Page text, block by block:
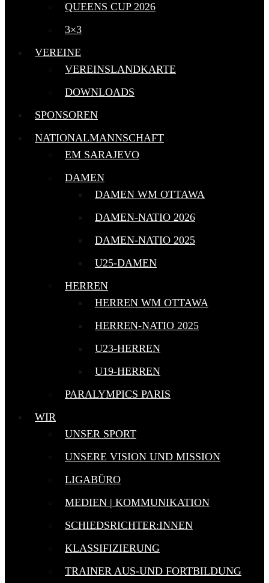
QUEENS CUP 2026
3×3
VEREINE
VEREINSLANDKARTE
DOWNLOADS
SPONSOREN
NATIONALMANNSCHAFT
EM SARAJEVO
DAMEN
DAMEN WM OTTAWA
DAMEN-NATIO 2026
DAMEN-NATIO 2025
U25-DAMEN
HERREN
HERREN WM OTTAWA
HERREN-NATIO 2025
U23-HERREN
U19-HERREN
PARALYMPICS PARIS
WIR
UNSER SPORT
UNSERE VISION UND MISSION
LIGABÜRO
MEDIEN | KOMMUNIKATION
SCHIEDSRICHTER:INNEN
KLASSIFIZIERUNG
TRAINER AUS-UND FORTBILDUNG